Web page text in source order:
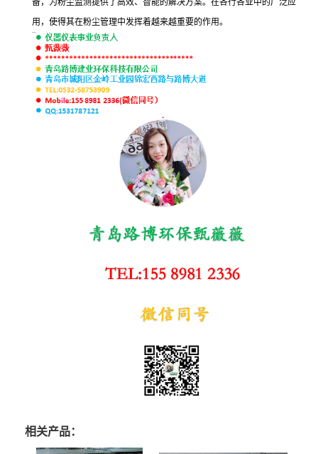
备，为粉尘监测提供了高效、智能的解决方案。在各行各业中的广泛应
用，使得其在粉尘管理中发挥着越来越重要的作用。
相关产品：